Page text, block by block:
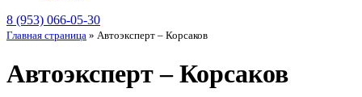
8 (953) 066-05-30
Главная страница » Автоэксперт – Корсаков
Автоэксперт – Корсаков